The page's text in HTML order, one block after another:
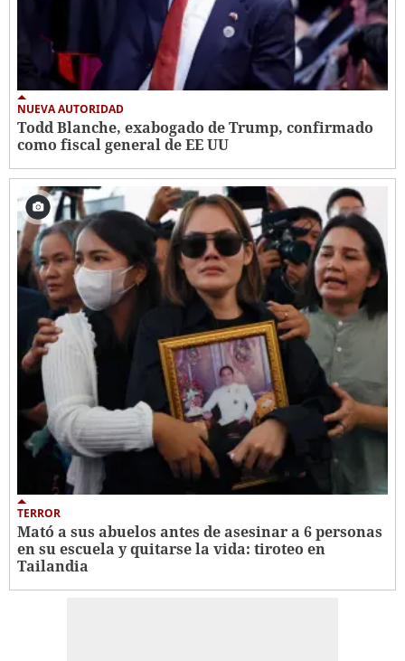
NUEVA AUTORIDAD
Todd Blanche, exabogado de Trump, confirmado
como fiscal general de EE UU
TERROR
Mató a sus abuelos antes de asesinar a 6 personas
en su escuela y quitarse la vida: tiroteo en
Tailandia